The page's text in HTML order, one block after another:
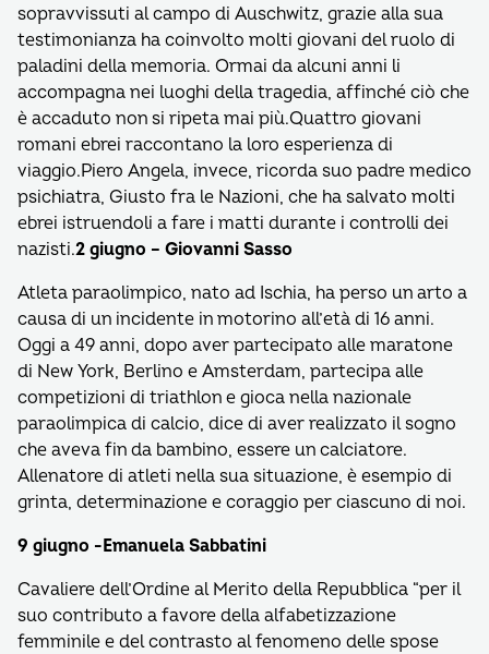
sopravvissuti al campo di Auschwitz, grazie alla sua
testimonianza ha coinvolto molti giovani del ruolo di
paladini della memoria. Ormai da alcuni anni li
accompagna nei luoghi della tragedia, affinché ciò che
è accaduto non si ripeta mai più.Quattro giovani
romani ebrei raccontano la loro esperienza di
viaggio.Piero Angela, invece, ricorda suo padre medico
psichiatra, Giusto fra le Nazioni, che ha salvato molti
ebrei istruendoli a fare i matti durante i controlli dei
nazisti.2 giugno – Giovanni Sasso
Atleta paraolimpico, nato ad Ischia, ha perso un arto a
causa di un incidente in motorino all’età di 16 anni.
Oggi a 49 anni, dopo aver partecipato alle maratone
di New York, Berlino e Amsterdam, partecipa alle
competizioni di triathlon e gioca nella nazionale
paraolimpica di calcio, dice di aver realizzato il sogno
che aveva fin da bambino, essere un calciatore.
Allenatore di atleti nella sua situazione, è esempio di
grinta, determinazione e coraggio per ciascuno di noi.
9 giugno -Emanuela Sabbatini
Cavaliere dell’Ordine al Merito della Repubblica “per il
suo contributo a favore della alfabetizzazione
femminile e del contrasto al fenomeno delle spose